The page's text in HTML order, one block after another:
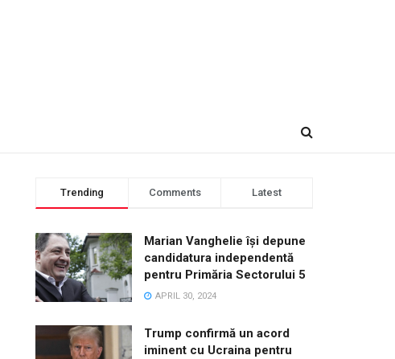
Trending Comments Latest
Marian Vanghelie își depune
candidatura independentă
pentru Primăria Sectorului 5
APRIL 30, 2024
Trump confirmă un acord
iminent cu Ucraina pentru